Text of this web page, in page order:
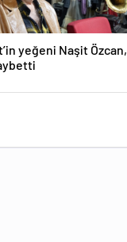
yeğeni Naşit Özcan,